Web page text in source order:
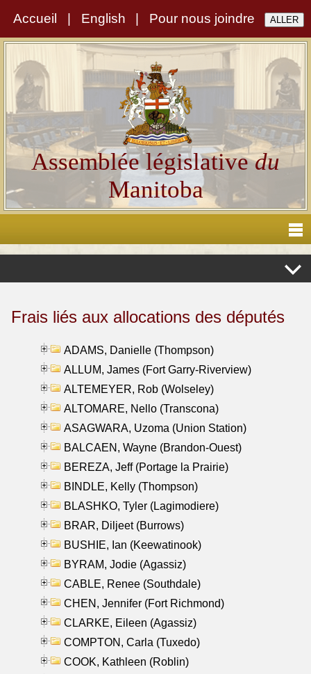
Accueil English Pour nous joindre
Assemblée législativedu
Manitoba
Frais liés aux allocations des députés
ADAMS, Danielle (Thompson)
ALLUM, James (Fort Garry-Riverview)
ALTEMEYER, Rob (Wolseley)
ALTOMARE, Nello (Transcona)
ASAGWARA, Uzoma (Union Station)
BALCAEN, Wayne (Brandon-Ouest)
BEREZA, Jeff (Portage la Prairie)
BINDLE, Kelly (Thompson)
BLASHKO, Tyler (Lagimodiere)
BRAR, Diljeet (Burrows)
BUSHIE, Ian (Keewatinook)
BYRAM, Jodie (Agassiz)
CABLE, Renee (Southdale)
CHEN, Jennifer (Fort Richmond)
CLARKE, Eileen (Agassiz)
COMPTON, Carla (Tuxedo)
COOK, Kathleen (Roblin)